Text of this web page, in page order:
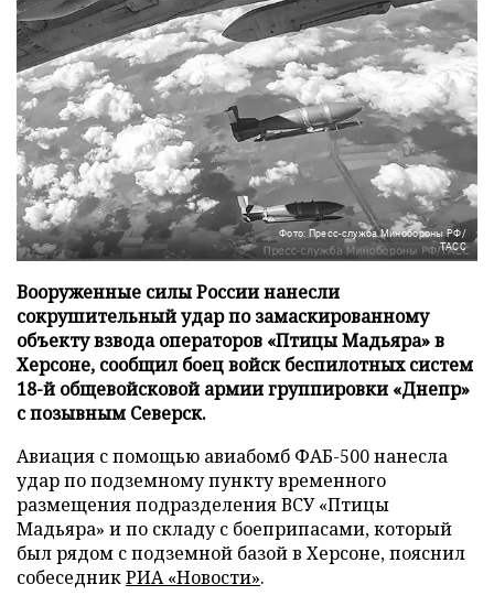
Фото: Пресс-служба Минобороны РФ/
ТАСС
Вооруженные силы России нанесли
сокрушительный удар по замаскированному
объекту взвода операторов «Птицы Мадьяра» в
Херсоне, сообщил боец войск беспилотных систем
18-й общевойсковой армии группировки «Днепр»
с позывным Северск.
Авиация с помощью авиабомб ФАБ-500 нанесла
удар по подземному пункту временного
размещения подразделения ВСУ «Птицы
Мадьяра» и по складу с боеприпасами, который
был рядом с подземной базой в Херсоне, пояснил
собеседникРИА «Новости».